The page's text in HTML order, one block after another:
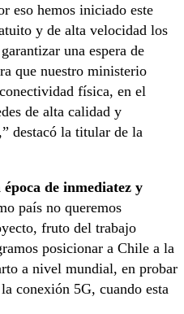
eso hemos iniciado este
y de alta velocidad los
una espera de
que nuestro ministerio
física, en el
de alta calidad y
destacó la titular de la
de inmediatez y
país no queremos
fruto del trabajo
posicionar a Chile a la
a nivel mundial, en probar
conexión 5G, cuando esta